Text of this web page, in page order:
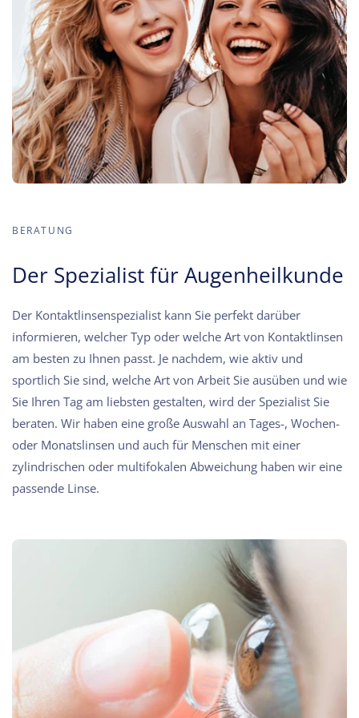
BERATUNG
Der Spezialist für Augenheilkunde
Der Kontaktlinsenspezialist kann Sie perfekt darüber
informieren, welcher Typ oder welche Art von Kontaktlinsen
am besten zu Ihnen passt. Je nachdem, wie aktiv und
sportlich Sie sind, welche Art von Arbeit Sie ausüben und wie
Sie Ihren Tag am liebsten gestalten, wird der Spezialist Sie
beraten. Wir haben eine große Auswahl an Tages-, Wochen-
oder Monatslinsen und auch für Menschen mit einer
zylindrischen oder multifokalen Abweichung haben wir eine
passende Linse.